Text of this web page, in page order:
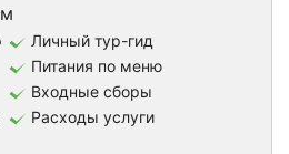
Личный тур-гид
Питания по меню
Входные сборы
Расходы услуги